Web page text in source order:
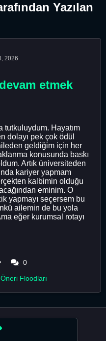
Yazılan
2026
etmek
tutkuluydum. Hayatım
dolayı pek çok ödül
geldiğim için her
konusunda baskı
Artık üniversiteden
kariyer yapmam
kalbimin olduğu
eminim. O
yapmayı seçersem bu
ailemin de bu yola
eğer kurumsal rotayı
0
Floodları